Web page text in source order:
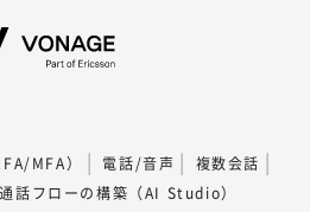
MFA） 電話/音声
複数会話
通話フローの構築（AI Studio）